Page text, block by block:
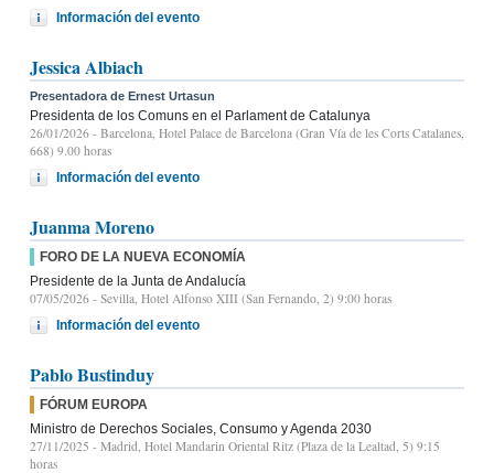
Información del evento
Jessica Albiach
Presentadora de Ernest Urtasun
Presidenta de los Comuns en el Parlament de Catalunya
26/01/2026 - Barcelona, Hotel Palace de Barcelona (Gran Vía de les Corts Catalanes,
668) 9.00 horas
Información del evento
Juanma Moreno
FORO DE LA NUEVA ECONOMÍA
Presidente de la Junta de Andalucía
07/05/2026 - Sevilla, Hotel Alfonso XIII (San Fernando, 2) 9:00 horas
Información del evento
Pablo Bustinduy
FÓRUM EUROPA
Ministro de Derechos Sociales, Consumo y Agenda 2030
27/11/2025 - Madrid, Hotel Mandarin Oriental Ritz (Plaza de la Lealtad, 5) 9:15
horas